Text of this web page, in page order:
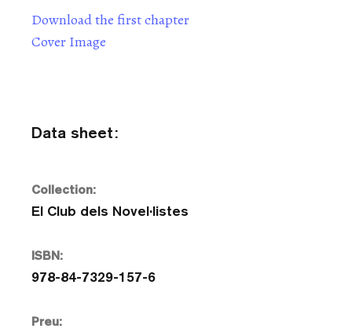
Download the first chapter
Cover Image
Data sheet:
Collection:
El Club dels Novel·listes
ISBN:
978-84-7329-157-6
Preu: